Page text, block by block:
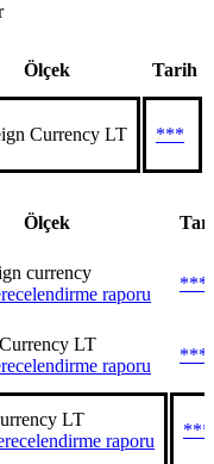
Ölçek Tarih
Currency LT ***
Ölçek
currency
raporu
***
LT
raporu
***
LT
raporu
***